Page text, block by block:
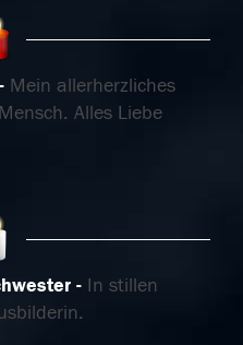
Mein allerherzliches
Alles Liebe
In stillen